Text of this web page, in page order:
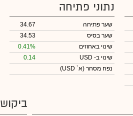
נתוני פתיחה
שער פתיחה
34.67
שער בסיס
34.53
שינוי באחוזים
0.41%
שינוי ב- USD
0.14
נפח מסחר (א` USD)
ביקוש